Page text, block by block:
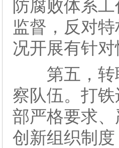
防腐败体系
监督，反对
况开展有针
第五，转职
察队伍。打
部严格要求
创新组织制